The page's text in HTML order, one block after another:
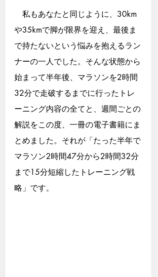
私もあなたと同じように、30km
や35kmで脚が限界を迎え、最後ま
で持たないという悩みを抱えるラン
ナーの一人でした。そんな状態から
始まって半年後、マラソンを2時間
32分で走破するまでに行ったトレ
ーニング内容の全てと、週間ごとの
解説をこの度、一冊の電子書籍にま
とめました。それが「たった半年で
マラソン2時間47分から2時間32分
まで15分短縮したトレーニング戦
略」です。